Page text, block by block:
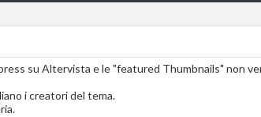
su Altervista e le "featured Thumbnails" non
i creatori del tema.